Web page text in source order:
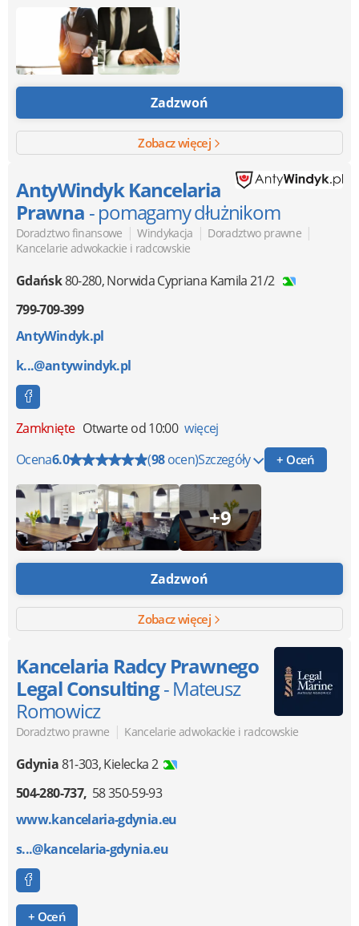
Zadzwoń
Zobacz więcej
AntyWindyk Kancelaria
Prawna - pomagamy dłużnikom
Doradztwo finansowe | Windykacja | Doradztwo prawne |
Kancelarie adwokackie i radcowskie
Gdańsk80-280,Norwida Cypriana Kamila 21/2
799-709-399
AntyWindyk.pl
k...@antywindyk.pl
Zamknięte Otwarte od 10:00 więcej
Ocena6.0 (98ocen)Szczegóły + Oceń
+9
Zadzwoń
Zobacz więcej
Kancelaria Radcy Prawnego
Legal Consulting- Mateusz
Romowicz
Doradztwo prawne | Kancelarie adwokackie i radcowskie
Gdynia81-303,Kielecka 2
504-280-737 58 350-59-93
www.kancelaria-gdynia.eu
s...@kancelaria-gdynia.eu
+ Oceń